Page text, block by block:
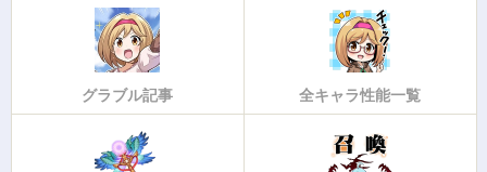
グラブル記事 全キャラ性能一覧